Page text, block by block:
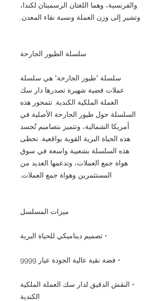
والفرنسية، وهما اللغتان الرسميتان لكندا،
وتشير إلى وزن العملة ونسبة نقاء المعدن.
سلسلة الطيور الجارحة
سلسلة "طيور الجارحة" هي سلسلة
عملات فضية شهيرة تصدرها دار سك
العملة الملكية الكندية. تتمحور هذه
السلسلة حول طيور الجارحة الأصلية في
أمريكا الشمالية، وتتميز بتصاميم تُجسد
هذه الحياة البرية القوية بواقعية. تحظى
هذه السلسلة بشعبية واسعة في سوق
هواة جمع العملات، وتدعمها العديد من
المستثمرين وهواة جمع العملات.
ميزات المسلسل
• تصميم ديناميكي للحياة البرية
• فضة نقية عالية الجودة عيار 9999
• النقش الدقيق لدار سك العملة الملكية
الكندية